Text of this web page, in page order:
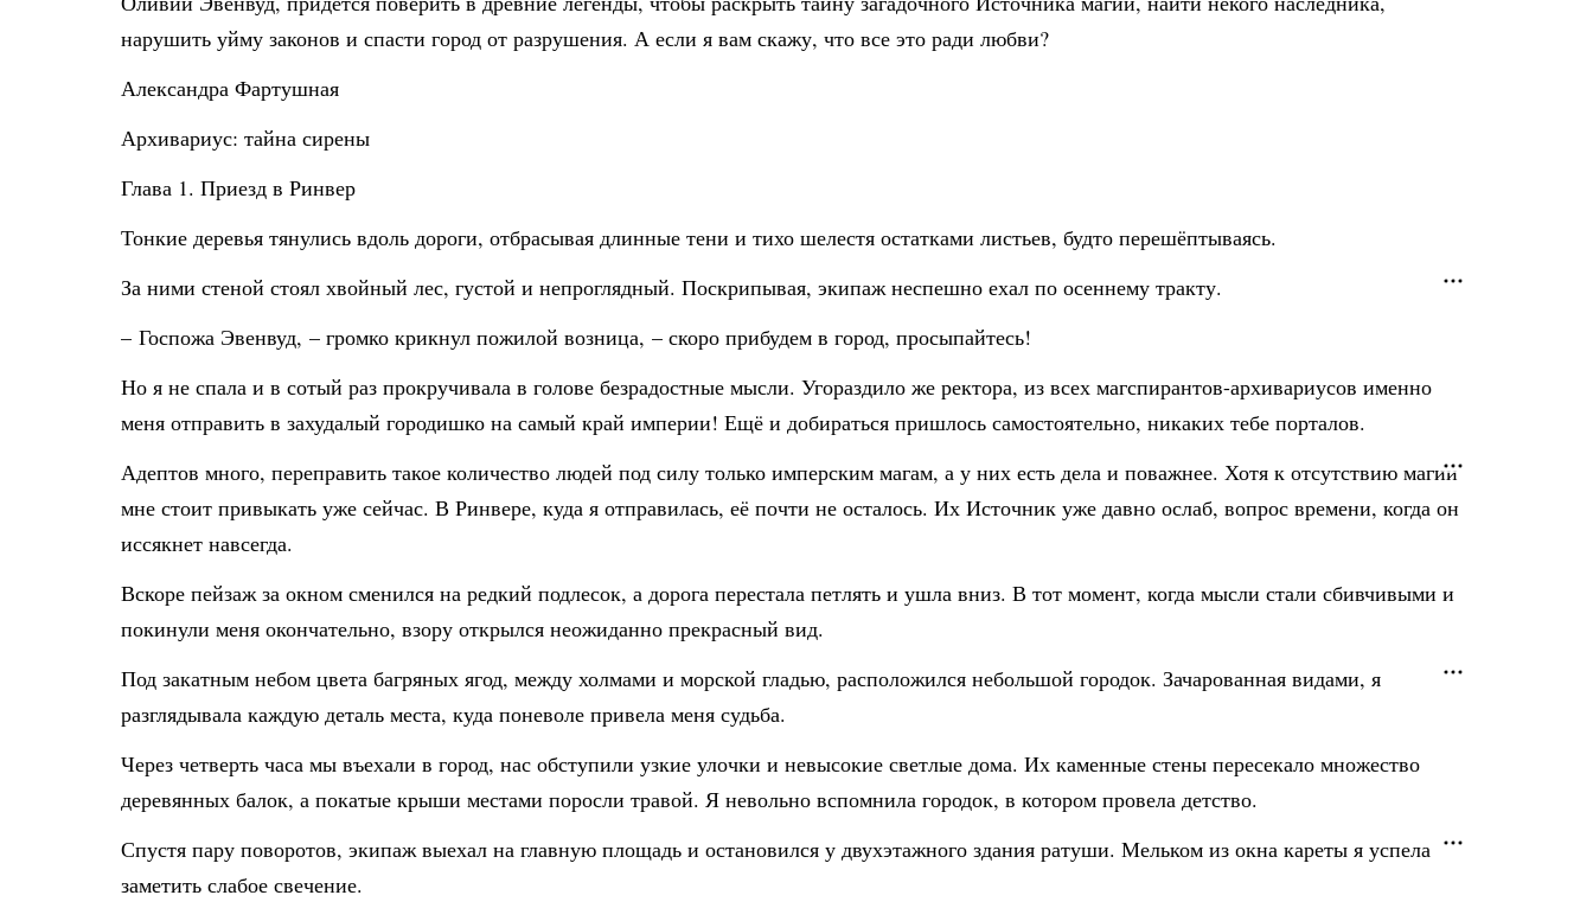
нарушить уйму законов и спасти город от разрушения. А если я вам скажу, что все это ради любви?
Александра Фартушная
Архивариус: тайна сирены
Глава 1. Приезд в Ринвер
Тонкие деревья тянулись вдоль дороги, отбрасывая длинные тени и тихо шелестя остатками листьев, будто перешёптываясь.
За ними стеной стоял хвойный лес, густой и непроглядный. Поскрипывая, экипаж неспешно ехал по осеннему тракту.
– Госпожа Эвенвуд, – громко крикнул пожилой возница, – скоро прибудем в город, просыпайтесь!
Но я не спала и в сотый раз прокручивала в голове безрадостные мысли. Угораздило же ректора, из всех магспирантов-архивариусов именно
меня отправить в захудалый городишко на самый край империи! Ещё и добираться пришлось самостоятельно, никаких тебе порталов.
Адептов много, переправить такое количество людей под силу только имперским магам, а у них есть дела и поважнее. Хотя к отсутствию магии
мне стоит привыкать уже сейчас. В Ринвере, куда я отправилась, её почти не осталось. Их Источник уже давно ослаб, вопрос времени, когда он
иссякнет навсегда.
Вскоре пейзаж за окном сменился на редкий подлесок, а дорога перестала петлять и ушла вниз. В тот момент, когда мысли стали сбивчивыми и
покинули меня окончательно, взору открылся неожиданно прекрасный вид.
Под закатным небом цвета багряных ягод, между холмами и морской гладью, расположился небольшой городок. Зачарованная видами, я
разглядывала каждую деталь места, куда поневоле привела меня судьба.
Через четверть часа мы въехали в город, нас обступили узкие улочки и невысокие светлые дома. Их каменные стены пересекало множество
деревянных балок, а покатые крыши местами поросли травой. Я невольно вспомнила городок, в котором провела детство.
Спустя пару поворотов, экипаж выехал на главную площадь и остановился у двухэтажного здания ратуши. Мельком из окна кареты я успела
заметить слабое свечение.